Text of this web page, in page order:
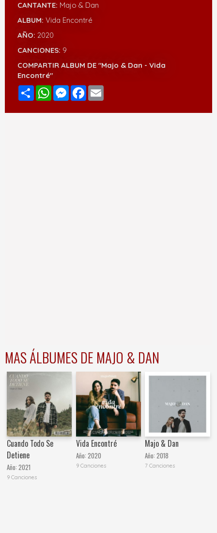
CANTANTE: Majo & Dan
ALBUM: Vida Encontré
AÑO: 2020
CANCIONES: 9
COMPARTIR ALBUM DE "Majo & Dan - Vida
Encontré"
Compartir
WhatsAppMessenger
Facebook
MAS ÁLBUMES DE MAJO & DAN
Cuando Todo Se
Detiene
Año:2021
9 Canciones
Vida Encontré
Año: 2020
9 Canciones
Majo & Dan
Año:2018
7 Canciones